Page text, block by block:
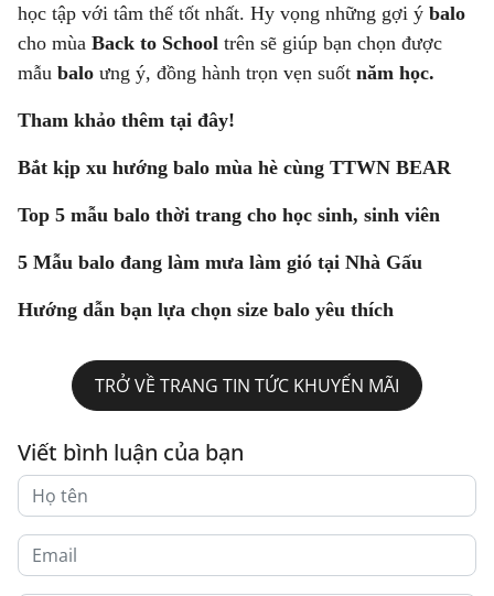
học tập với tâm thế tốt nhất. Hy vọng những gợi ý balo
cho mùa Back to School trên sẽ giúp bạn chọn được
mẫu balo ưng ý, đồng hành trọn vẹn suốt năm học.
Tham khảo thêm tại đây!
Bắt kịp xu hướng balo mùa hè cùng TTWN BEAR
Top 5 mẫu balo thời trang cho học sinh, sinh viên
5 Mẫu balo đang làm mưa làm gió tại Nhà Gấu
Hướng dẫn bạn lựa chọn size balo yêu thích
TRỞ VỀ TRANG TIN TỨC KHUYẾN MÃI
Viết bình luận của bạn